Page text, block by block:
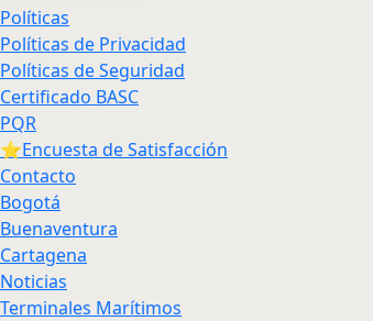
Políticas
Políticas de Privacidad
Políticas de Seguridad
Certificado BASC
PQR
⭐Encuesta de Satisfacción
Contacto
Bogotá
Buenaventura
Cartagena
Noticias
Terminales Marítimos